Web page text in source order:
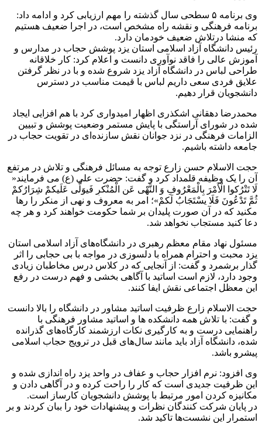
وی برنامه ۵ سطحی سال گذشته را مهم ارزیابی کرد و ادامه داد:
برنامه فرهنگی و نقشه راه مشخص است، در اجرا ضعیف هستیم
که منشا درتلاش ضعیف خودمان دارد.
رئیس دانشگاه آزاد اسلامی استان یزد پوشش حجاب در مدارس و
آموزش عالی را فاقد نوآوری دانست و اعلام کرد: کار خلاقانه
طراحی لباس در دانشگاه آزاد یزد شروع شده و با در نظر گرفتن
علایق فردی سعی داریم لباس با قیمت مناسب در دسترس
دانشجویان قرار دهیم.
محمدرضا دهقانی اشکذری اظهار امیدواری کرد با هم افزایی ایجاد
شده در شورای آراستگی با پایش مستمر وضعیت پوشش و تبیین
الزامات فرهنگی در نزد جوانان نقش سازنده‌ای در تقویت حجاب در
جامعه داشته باشیم.
حجت الاسلام حسن زارع توجه به مسائل فرهنگی و تلاش در مرتفع
آن را یک وظیفه قلمداد کرد و گفت: حضرت علی (ع) می فرمایند«
لَا تَتْرُکوا الْأَمْرَ بِالْمَعْرُوفِ وَ النَّهْی عَنِ الْمُنْکرِ فَیوَلَّی عَلَیکمْ شِرَارُکمْ
ثُمَّ تَدْعُونَ فَلَا یسْتَجَابُ لَکمْ»؛ امر به معروف و نهی از منکر را رها
مکنید که در آن صورت پلیدان بر شما حکومت خواهند کرد و هر چه
دعا کنید مستجاب نخواهد شد.
مسئول نهاد مقام معظم رهبری در دانشگاه‌های آزاد اسلامی استان
یزد محبت و احترام همراه با دلسوزی در مواجه با بی حجابی را اثر
گذار برشمرد و گفت: از آنجایی که در کلاس درس مخاطبان زیادی
وجود دارد، لازم است اساتید با آگاهی بخشی و فهم درست در رفع
این معظل اجتماعی نقش ایفا کنند.
حجت الاسلام زارع ظرفیت اساتید مشاور در دانشگاه را بالا دانست
و گفت: با تلاش همه دانشکده ها و اساتید مشاور فرهنگی با
راهنمایی درست و به کارگیری نکات ارزشمند کارگاه‌های گذرانده
شده، دانشگاه آزاد باید مانند سال‌های قبل در ترویج حجاب اسلامی
پیشرو باشد.
وی افزود: نرم افزار حجاب و عفاف در واحد یزد راه اندازی شده و
این ظرفیت جدیدی است که کار را راحت کرده و در آگاهی دادن و
مکانیزه کردن امور مرتبط با پوشش دانشجویان کارساز است.
در پایان شرکت کنندگان نظرات و پیشنهادات خود را ببان کردند و بر
استمرار این نشست‌ها تاکید شد.